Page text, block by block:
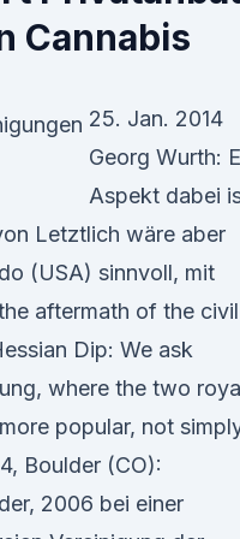
Cannabis
25. Jan. 2014
Georg Wurth:
Aspekt dabei
Letztlich wäre aber
(USA) sinnvoll, mit
aftermath of the civil
Dip: We ask
where the two
popular, not
Boulder (CO):
2006 bei einer